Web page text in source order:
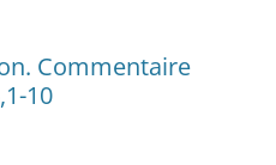
Commentaire
10